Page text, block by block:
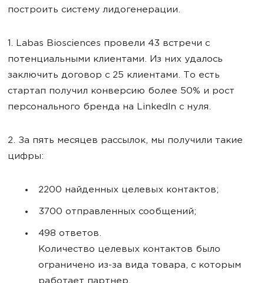
построить систему лидогенерации.
1. Labas Biosciences провели 43 встречи с
потенциальными клиентами. Из них удалось
заключить договор с 25 клиентами. То есть
стартап получил конверсию более 50% и рост
персонального бренда на LinkedIn с нуля.
2. За пять месяцев рассылок, мы получили такие
цифры:
2200 найденных целевых контактов;
3700 отправленных сообщений;
498 ответов.
Количество целевых контактов было
ограничено из-за вида товара, с которым